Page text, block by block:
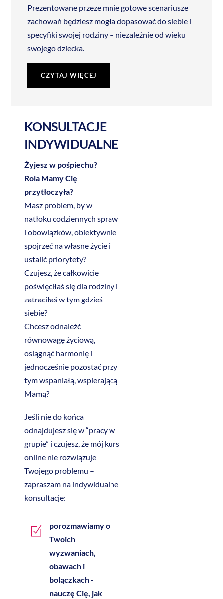
Prezentowane przeze mnie gotowe scenariusze
zachowań będziesz mogła dopasować do siebie i
specyfiki swojej rodziny – niezależnie od wieku
swojego dziecka.
CZYTAJ WIĘCEJ
KONSULTACJE
INDYWIDUALNE
Żyjesz w pośpiechu?
Rola Mamy Cię
przytłoczyła?
Masz problem, by w
natłoku codziennych spraw
i obowiązków, obiektywnie
spojrzeć na własne życie i
ustalić priorytety?
Czujesz, że całkowicie
poświęciłaś się dla rodziny i
zatraciłaś w tym gdzieś
siebie?
Chcesz odnaleźć
równowagę życiową,
osiągnąć harmonię i
jednocześnie pozostać przy
tym wspaniałą, wspierającą
Mamą?
Jeśli nie do końca
odnajdujesz się w “pracy w
grupie” i czujesz, że mój kurs
online nie rozwiązuje
Twojego problemu –
zapraszam na indywidualne
konsultacje:
porozmawiamy o
Twoich
wyzwaniach,
obawach i
bolączkach -
nauczę Cię, jak